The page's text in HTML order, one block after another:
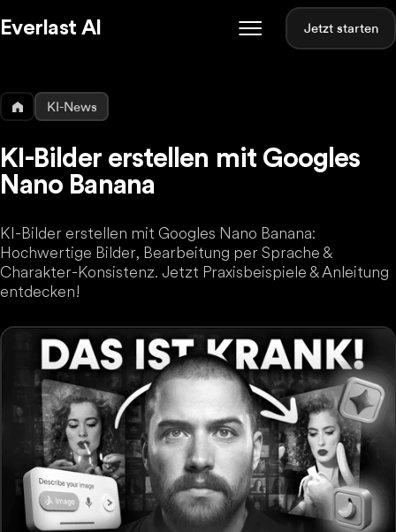
Everlast AI Jetzt starten
KI-News
KI-Bilder erstellen mit Googles
Nano Banana
KI-Bilder erstellen mit Googles Nano Banana:
Hochwertige Bilder, Bearbeitung per Sprache &
Charakter-Konsistenz. Jetzt Praxisbeispiele & Anleitung
entdecken!